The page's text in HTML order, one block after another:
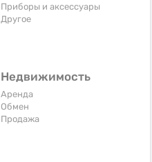
Приборы и аксессуары
Другое
Недвижимость
Аренда
Обмен
Продажа